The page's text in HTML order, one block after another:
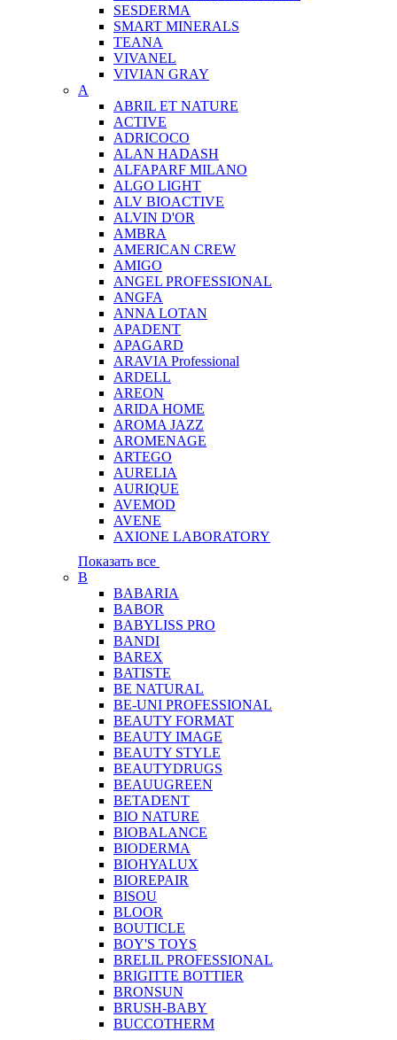
SESDERMA
SMART MINERALS
TEANA
VIVANEL
VIVIAN GRAY
A
ABRIL ET NATURE
ACTIVE
ADRICOCO
ALAN HADASH
ALFAPARF MILANO
ALGO LIGHT
ALV BIOACTIVE
ALVIN D'OR
AMBRA
AMERICAN CREW
AMIGO
ANGEL PROFESSIONAL
ANGFA
ANNA LOTAN
APADENT
APAGARD
ARAVIA Professional
ARDELL
AREON
ARIDA HOME
AROMA JAZZ
AROMENAGE
ARTEGO
AURELIA
AURIQUE
AVEMOD
AVENE
AXIONE LABORATORY
Показать все
B
BABARIA
BABOR
BABYLISS PRO
BANDI
BAREX
BATISTE
BE NATURAL
BE-UNI PROFESSIONAL
BEAUTY FORMAT
BEAUTY IMAGE
BEAUTY STYLE
BEAUTYDRUGS
BEAUUGREEN
BETADENT
BIO NATURE
BIOBALANCE
BIODERMA
BIOHYALUX
BIOREPAIR
BISOU
BLOOR
BOUTICLE
BOY'S TOYS
BRELIL PROFESSIONAL
BRIGITTE BOTTIER
BRONSUN
BRUSH-BABY
BUCCOTHERM